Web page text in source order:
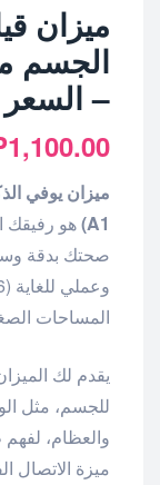
ميزان
–
1,100.00
ميزان يوفي
A1) هو رفيقك
صحتك بدقة
المساحات
للجسم، مثل
والعظام،
ميزة الاتصال